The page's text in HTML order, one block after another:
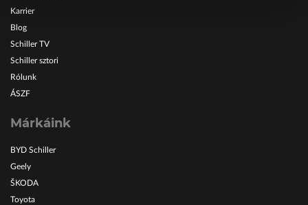
Karrier
Blog
Schiller TV
Schiller sztori
Rólunk
ÁSZF
Márkáink
BYD Schiller
Geely
ŠKODA
Toyota